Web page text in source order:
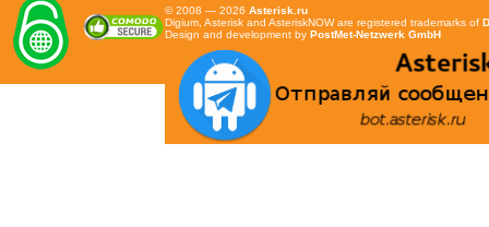
© 2008 — 2026 Asterisk.ru
Digium, Asterisk and AsteriskNOW are registered trademarks of
Design and development by PostMet-Netzwerk GmbH